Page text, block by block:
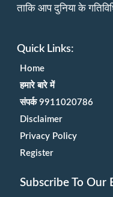
ताकि आप दुनिया के
Quick Links:
Home
हमारे बारे में
संपर्क 9911020786
Disclaimer
Privacy Policy
Register
Subscribe To Our